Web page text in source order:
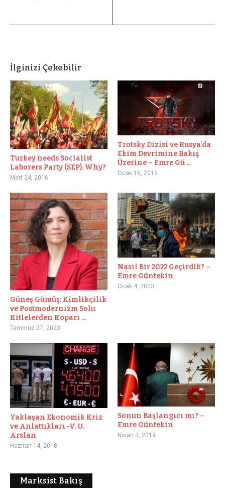
İlginizi Çekebilir
Turkey needs Socialist
Laborers Party (SEP). Why?
Mart 24, 2016
Trotsky Dizisi ve Rusya’da
Ekim Devrimine Bakış
Üzerine – Emre Gü ...
Ocak 16, 2019
Güneş Gümüş: Kimlikçilik
ve Postmodernizm Solu
Kitlelerden Koparı ...
Temmuz 27, 2023
Nasıl Bir 2022 Geçirdik? –
Emre Güntekin
Ocak 4, 2023
Yaklaşan Ekonomik Kriz
ve Anlattıkları -V. U.
Arslan
Haziran 14, 2018
Sonun Başlangıcı mı? –
Emre Güntekin
Nisan 3, 2019
Marksist Bakış